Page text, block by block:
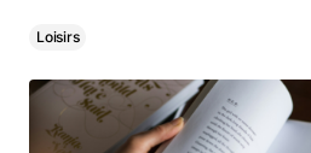
Loisirs